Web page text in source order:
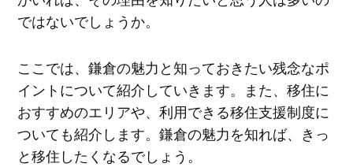
ではないでしょうか。
ここでは、鎌倉の魅力と知っておきたい残念なポ
イントについて紹介していきます。また、移住に
おすすめのエリアや、利用できる移住支援制度に
ついても紹介します。鎌倉の魅力を知れば、きっ
と移住したくなるでしょう。